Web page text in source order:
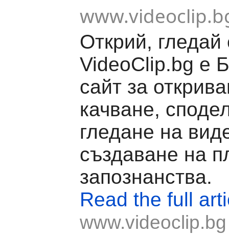
Открий, гледай
VideoClip.bg е
сайт за
качване,
гледане на
създаване на
запознанства.
Read the full
www.videoclip.bg